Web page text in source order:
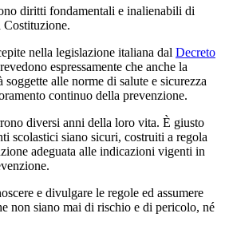
diritti fondamentali e inalienabili di
Costituzione.
nella legislazione italiana dal Decreto
espressamente che anche la
alle norme di salute e sicurezza
continuo della prevenzione.
diversi anni della loro vita. È giusto
scolastici siano sicuri, costruiti a regola
adeguata alle indicazioni vigenti in
e divulgare le regole ed assumere
non siano mai di rischio e di pericolo, né